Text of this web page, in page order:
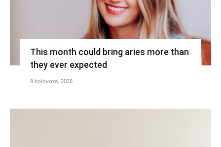
This month could bring aries more than
they ever expected
9 kolovoza, 2026